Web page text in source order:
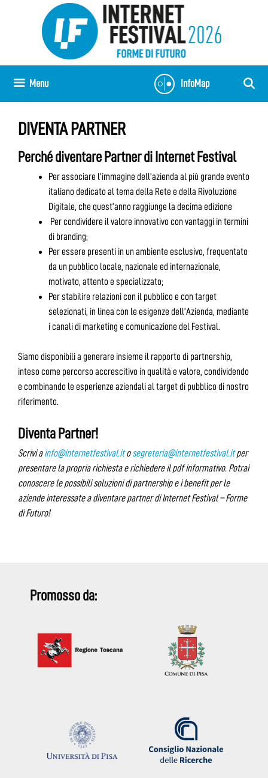
InfoMap
Menu
DIVENTA PARTNER
Perché diventare Partner di Internet Festival
Per associare l’immagine dell’azienda al più grande evento
italiano dedicato al tema della Rete e della Rivoluzione
Digitale, che quest’anno raggiunge la decima edizione
Per condividere il valore innovativo con vantaggi in termini
di branding;
Per essere presenti in un ambiente esclusivo, frequentato
da un pubblico locale, nazionale ed internazionale,
motivato, attento e specializzato;
Per stabilire relazioni con il pubblico e con target
selezionati, in linea con le esigenze dell’Azienda, mediante
i canali di marketing e comunicazione del Festival.
Siamo disponibili a generare insieme il rapporto di partnership,
inteso come percorso accrescitivo in qualità e valore, condividendo
e combinando le esperienze aziendali al target di pubblico di nostro
riferimento.
Diventa Partner!
Scrivi a info@internetfestival.itosegreteria@internetfestival.itper
presentare la propria richiesta e richiedere il pdf informativo. Potrai
conoscere le possibili soluzioni di partnership e i benefit per le
aziende interessate a diventare partner di Internet Festival – Forme
di Futuro!
Promosso da: